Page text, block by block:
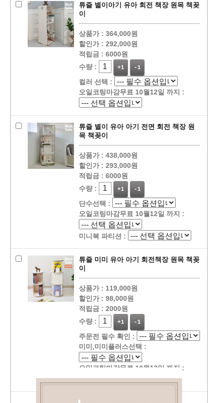
튜즐 별이아기 유아 회전 책장 원목 책꽂
이
상품가 : 364,000원
할인가 : 292,000원
적립금 : 6000원
수량 :
+1 -1
컬러 선택 :
오일코팅마감무료 10월12일 까지 :
튜즐 별이 유아 아기 전면 회전 책장 원
목 책꽂이
상품가 : 438,000원
할인가 : 293,000원
적립금 : 6000원
수량 :
+1 -1
단수선택 :
오일코팅마감무료 10월12일 까지 :
미니북 파티션 :
튜즐 미미 유아 아기 회전책장 원목 책꽂
이
상품가 : 119,000원
할인가 : 98,000원
적립금 : 2000원
수량 :
+1 -1
주문전 필수 확인 :
미미,미미플러스선택 :
오일코팅마감무료 10월12일 까지 :